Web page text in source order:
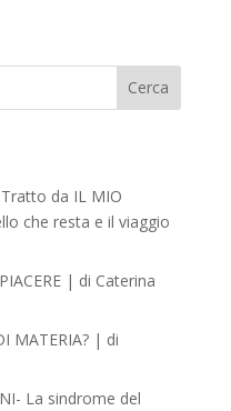
Cerca
da IL MIO
che resta e il viaggio
| di Caterina
MATERIA? | di
La sindrome del